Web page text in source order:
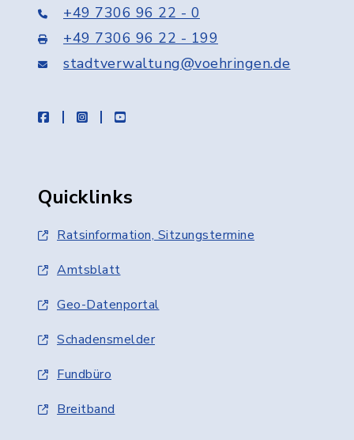
+49 7306 96 22 - 0
+49 7306 96 22 - 199
stadtverwaltung@voehringen.de
facebookinstagramyoutube
Quicklinks
Ratsinformation, Sitzungstermine
Amtsblatt
Geo-Datenportal
Schadensmelder
Fundbüro
Breitband